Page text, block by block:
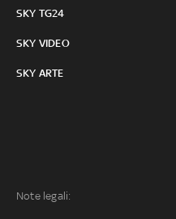
SKY TG24
SKY VIDEO
SKY ARTE
Note legali: